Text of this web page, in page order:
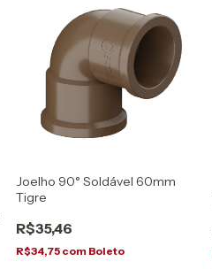
Joelho 90° Soldável 60mm
Tigre
R$35,46
R$34,75 com Boleto